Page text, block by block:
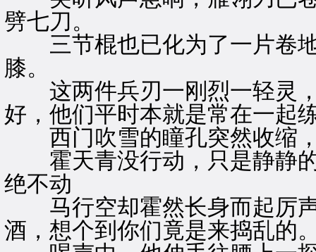
劈七刀。
三节棍也已化为了一片卷地
膝。
这两件兵刃一刚烈一轻灵，
好，他们平时本就是常在一起
西门吹雪的瞳孔突然收缩，
霍天青没行动，只是静静的
绝不动
马行空却霍然长身而起厉声
酒，想个到你们竟是来捣乱的